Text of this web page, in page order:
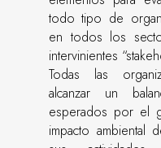
todo tipo de
en todos los
intervinientes
Todas las
alcanzar un
esperados por el
impacto ambiental